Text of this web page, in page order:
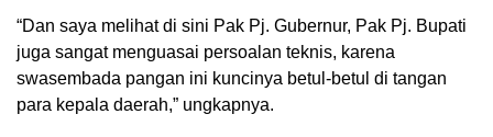
“Dan saya melihat di sini Pak Pj. Gubernur, Pak Pj. Bupati
juga sangat menguasai persoalan teknis, karena
swasembada pangan ini kuncinya betul-betul di tangan
para kepala daerah,” ungkapnya.